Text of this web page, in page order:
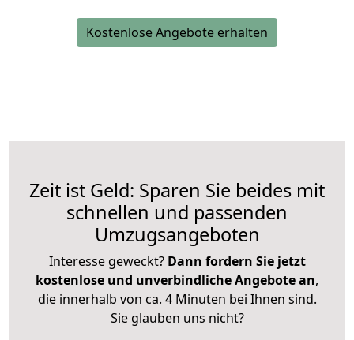
Kostenlose Angebote erhalten
Zeit ist Geld: Sparen Sie beides mit
schnellen und passenden
Umzugsangeboten
Interesse geweckt? Dann fordern Sie jetzt
kostenlose und unverbindliche Angebote an,
die innerhalb von ca. 4 Minuten bei Ihnen sind.
Sie glauben uns nicht?